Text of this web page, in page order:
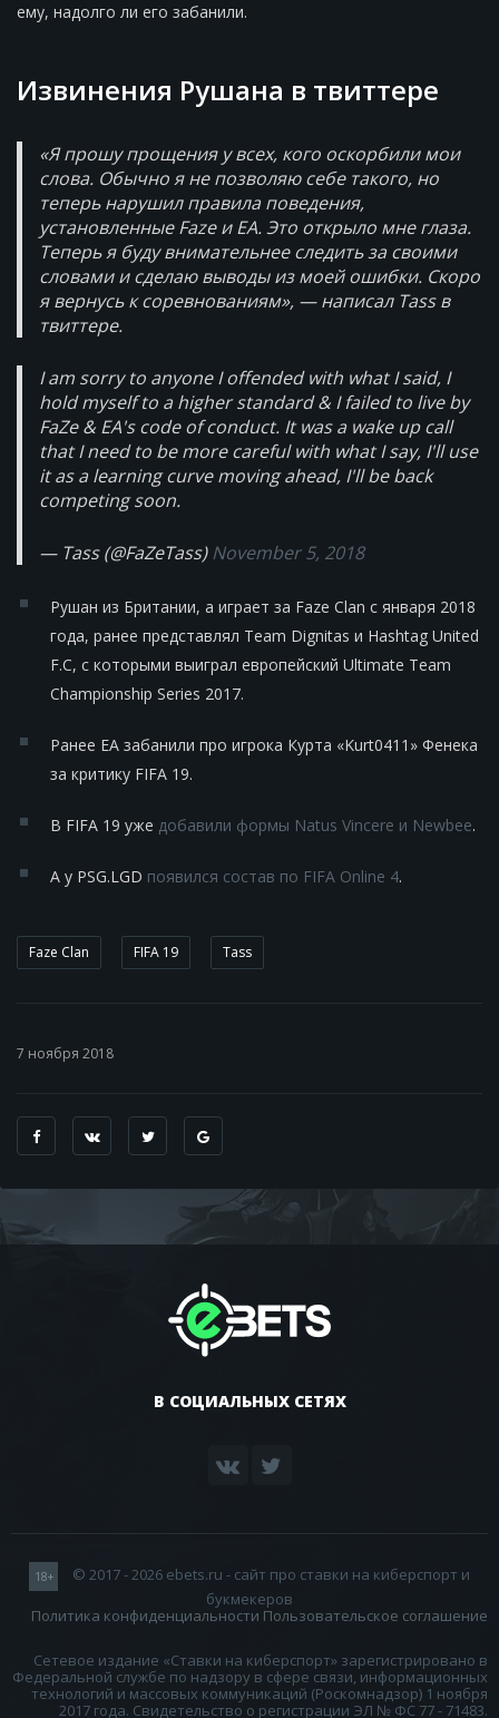
ему, надолго ли его забанили.
Извинения Рушана в твиттере
«Я прошу прощения у всех, кого оскорбили мои
слова. Обычно я не позволяю себе такого, но
теперь нарушил правила поведения,
установленные Faze и EA. Это открыло мне глаза.
Теперь я буду внимательнее следить за своими
словами и сделаю выводы из моей ошибки. Скоро
я вернусь к соревнованиям», — написал Tass в
твиттере.
I am sorry to anyone I offended with what I said, I
hold myself to a higher standard & I failed to live by
FaZe & EA's code of conduct. It was a wake up call
that I need to be more careful with what I say, I'll use
it as a learning curve moving ahead, I'll be back
competing soon.
— Tass (@FaZeTass)November 5, 2018
Рушан из Британии, а играет за Faze Clan с января 2018
года, ранее представлял Team Dignitas и Hashtag United
F.C, с которыми выиграл европейский Ultimate Team
Championship Series 2017.
Ранее EA забанили про игрока Курта «Kurt0411» Фенека
за критику FIFA 19.
В FIFA 19 уже добавили формы Natus Vincere и Newbee.
А у PSG.LGD появился состав по FIFA Online 4.
Faze Clan FIFA 19 Tass
7 ноября 2018
В СОЦИАЛЬНЫХ СЕТЯХ
18+
© 2017 - 2026 ebets.ru - сайт про ставки на киберспорт и
букмекеров
Политика конфиденциальности Пользовательское соглашение
Сетевое издание «Ставки на киберспорт» зарегистрировано в
Федеральной службе по надзору в сфере связи, информационных
технологий и массовых коммуникаций (Роскомнадзор) 1 ноября
2017 года. Свидетельство о регистрации ЭЛ № ФС 77 - 71483.